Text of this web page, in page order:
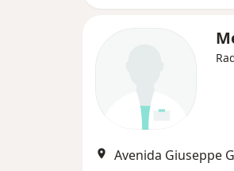
Avenida Giuseppe